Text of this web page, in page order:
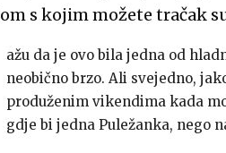
s kojim možete tračak
ažu da je ovo bila jedna od
neobično brzo. Ali svejedno,
produženim vikendima kada
gdje bi jedna Puležanka, nego